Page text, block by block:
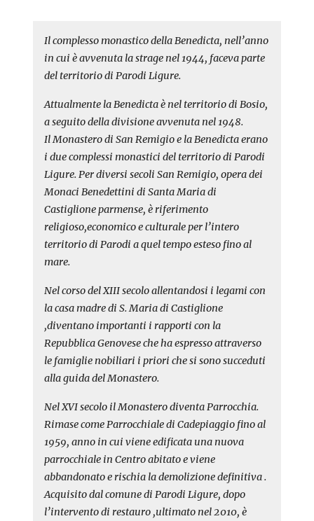
Il complesso monastico della Benedicta, nell’anno
in cui è avvenuta la strage nel 1944, faceva parte
del territorio di Parodi Ligure.
Attualmente la Benedicta è nel territorio di Bosio,
a seguito della divisione avvenuta nel 1948.
Il Monastero di San Remigio e la Benedicta erano
i due complessi monastici del territorio di Parodi
Ligure. Per diversi secoli San Remigio, opera dei
Monaci Benedettini di Santa Maria di
Castiglione parmense, è riferimento
religioso,economico e culturale per l’intero
territorio di Parodi a quel tempo esteso fino al
mare.
Nel corso del XIII secolo allentandosi i legami con
la casa madre di S. Maria di Castiglione
,diventano importanti i rapporti con la
Repubblica Genovese che ha espresso attraverso
le famiglie nobiliari i priori che si sono succeduti
alla guida del Monastero.
Nel XVI secolo il Monastero diventa Parrocchia.
Rimase come Parrocchiale di Cadepiaggio fino al
1959, anno in cui viene edificata una nuova
parrocchiale in Centro abitato e viene
abbandonato e rischia la demolizione definitiva .
Acquisito dal comune di Parodi Ligure, dopo
l’intervento di restauro ,ultimato nel 2010, è